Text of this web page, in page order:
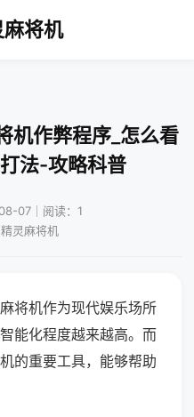
将机
机作弊程序_怎么看
法-攻略科普
07｜阅读：1
灵麻将机
将机作为现代娱乐场所
能化程度越来越高。而
的重要工具，能够帮助